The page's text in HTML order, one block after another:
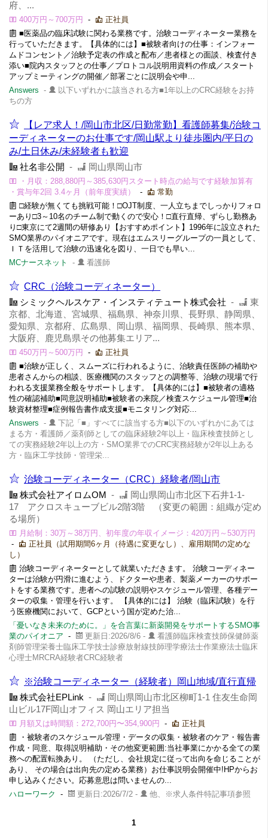
府、...
400万円～700万円 -
正社員
■医薬品の臨床試験に関わる業務です。治験コーディネーター業務を
行っていただきます。【具体的には】■被験者向けの仕事：インフォー
ムドコンセント／治験予定表の作成と配布／患者様との面談、検査付き
添い■院内スタッフとの仕事／プロトコル説明用資料の作成／スタート
アップミーティングの開催／部署ごとに説明会や申...
Answers -
以下いずれかに該当される方■1年以上のCRC経験をお持
ちの方
【レア求人！/岡山市北区/日勤常勤】看護師募集/治験コ
ーディネーターのお仕事です/岡山駅より徒歩圏内/平日の
み/土日休み/未経験者も歓迎
社名非公開 - 岡山県岡山市
・月収：288,880円～385,630円スタート時点の給与です経験加算有
・賞与年2回 3.4ヶ月（前年度実績）
-
常勤
□経験が無くても挑戦可能！□OJT制度、一人立ちまでしっかりフォロ
ーあり□3～10名のチーム制で動くので安心！□直行直帰、ずらし勤務あ
り□東京にて2週間の研修あり【おすすめポイント】1996年に設立された
SMO業界のパイオニアです。現在はエムスリーグループの一員として、
ＩＴを活用して治験の迅速化を図り、一日でも早い...
MCナースネット
- 看護師
CRC（治験コーディネーター）
シミックヘルスケア・インスティテュート株式会社 -
東
京都、北海道、宮城県、福島県、神奈川県、長野県、静岡県、
愛知県、京都府、広島県、岡山県、福岡県、長崎県、熊本県、
大阪府、鹿児島県その他募集エリア...
450万円～500万円 -
正社員
■治験が正しく、スムーズに行われるように、治験責任医師の補助や
患者さんからの相談、医療機関のスタッフとの調整等、治験の現場で行
われる支援業務全般をサポートします。【具体的には】■被験者の適格
性の確認補助■同意説明補助■被験者の来院／検査スケジュール管理■治
験資材整理■症例報告書作成支援■モニタリング対応...
Answers -
下記「■」すべてに該当する方■以下のいずれかにあては
まる方・看護師／薬剤師としての臨床経験2年以上・臨床検査技師とし
ての実務経験2年以上の方・SMO業界でのCRC実務経験が2年以上ある
方・臨床工学技師・管理栄...
治験コーディネーター（CRC）経験者/岡山市
株式会社アイロムOM -
岡山県岡山市北区下石井1-1-
17 アクロスキューブビル2階3階 （変更の範囲：組織が定め
る場所）
月給制：30万～38万円、初年度の年収イメージ：420万円～530万円
-
正社員（試用期間6ヶ月（待遇に変更なし）、雇用期間の定めな
し）
治験コーディネーターとして就業いただきます。 治験コーディネー
ターは治験が円滑に進むよう、ドクターや患者、製薬メーカーのサポー
トをする業務です。患者への試験の説明やスケジュール管理、各種デー
ターの収集・管理を行います。 【具体的には】 治験（臨床試験）を行
う医療機関において、GCPという国が定めた治...
「憂いなき未来のために。」を合言葉に新薬開発をサポートするSMO事
業のパイオニア - 更新日:2026/8/6 -
看護師臨床検査技師保健師薬
剤師管理栄養士臨床工学技士診療放射線技師理学療法士作業療法士臨床
心理士MRCRA経験者CRC経験者
※治験コーディネーター（経験者）岡山地域/直行直帰
株式会社EPLink -
岡山県岡山市北区柳町1-1 住友生命岡
山ビル17F岡山オフィス 岡山エリア担当
月額又は時間額：272,700円〜354,900円 -
正社員
・被験者のスケジュール管理・データの収集・被験者のケア・報告書
作成・同意、取得説明補助・その他変更範囲:当社事業にかかる全ての業
務への配置転換あり。 （ただし、会社規定に従って出向を命じることが
あり、 その場合は出向先の定める業務）お仕事説明会開催中!HPからお
申し込みください。応募意思は問いませんの...
ハローワーク
- 更新日:2026/7/2 - 他、※求人条件特記事項参照
1